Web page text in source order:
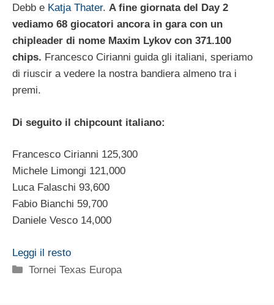
Debb e Katja Thater. A fine giornata del Day 2
vediamo 68 giocatori ancora in gara con un
chipleader di nome Maxim Lykov con 371.100
chips. Francesco Cirianni guida gli italiani, speriamo
di riuscir a vedere la nostra bandiera almeno tra i
premi.
Di seguito il chipcount italiano:
Francesco Cirianni 125,300
Michele Limongi 121,000
Luca Falaschi 93,600
Fabio Bianchi 59,700
Daniele Vesco 14,000
Leggi il resto
Categorie
Tornei Texas Europa